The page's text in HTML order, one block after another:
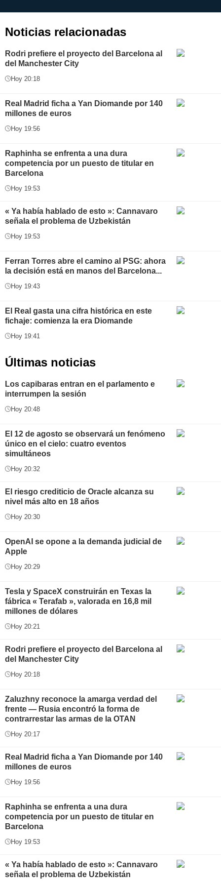
Noticias relacionadas
Rodri prefiere el proyecto del Barcelona al
del Manchester City
Hoy 20:18
Real Madrid ficha a Yan Diomande por 140
millones de euros
Hoy 19:56
Raphinha se enfrenta a una dura
competencia por un puesto de titular en
Barcelona
Hoy 19:53
« Ya había hablado de esto »: Cannavaro
señala el problema de Uzbekistán
Hoy 19:53
Ferran Torres abre el camino al PSG: ahora
la decisión está en manos del Barcelona...
Hoy 19:43
El Real gasta una cifra histórica en este
fichaje: comienza la era Diomande
Hoy 19:41
Últimas noticias
Los capibaras entran en el parlamento e
interrumpen la sesión
Hoy 20:48
El 12 de agosto se observará un fenómeno
único en el cielo: cuatro eventos
simultáneos
Hoy 20:32
El riesgo crediticio de Oracle alcanza su
nivel más alto en 18 años
Hoy 20:30
OpenAI se opone a la demanda judicial de
Apple
Hoy 20:29
Tesla y SpaceX construirán en Texas la
fábrica « Terafab », valorada en 16,8 mil
millones de dólares
Hoy 20:21
Rodri prefiere el proyecto del Barcelona al
del Manchester City
Hoy 20:18
Zaluzhny reconoce la amarga verdad del
frente — Rusia encontró la forma de
contrarrestar las armas de la OTAN
Hoy 20:17
Real Madrid ficha a Yan Diomande por 140
millones de euros
Hoy 19:56
Raphinha se enfrenta a una dura
competencia por un puesto de titular en
Barcelona
Hoy 19:53
« Ya había hablado de esto »: Cannavaro
señala el problema de Uzbekistán